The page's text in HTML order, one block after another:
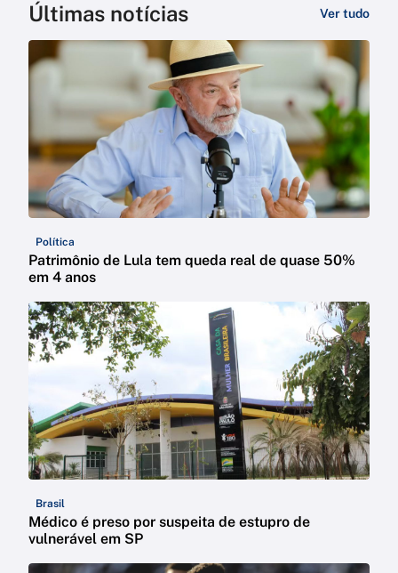
Últimas notícias Ver tudo
Política
Patrimônio de Lula tem queda real de quase 50%
em 4 anos
Brasil
Médico é preso por suspeita de estupro de
vulnerável em SP